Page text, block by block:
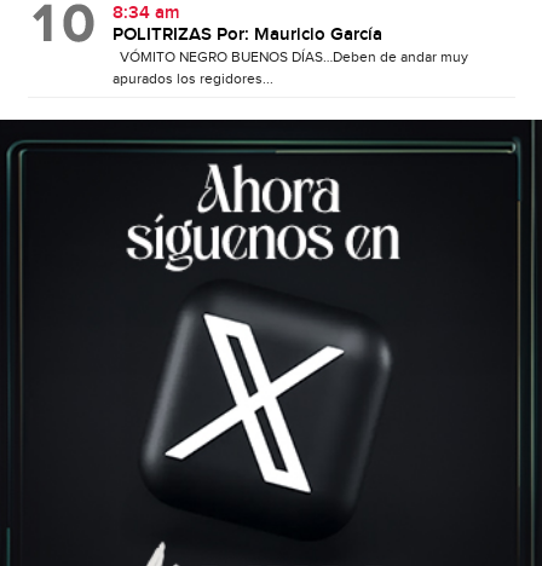
8:34 am
POLITRIZAS Por: Mauricio García
VÓMITO NEGRO BUENOS DÍAS…Deben de andar muy
apurados los regidores...